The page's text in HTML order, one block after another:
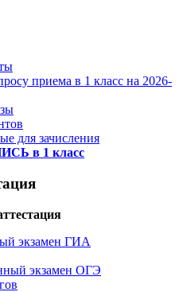
приема в 1 класс на 2026-
для зачисления
в 1 класс
экзамен ГИА
экзамен ОГЭ